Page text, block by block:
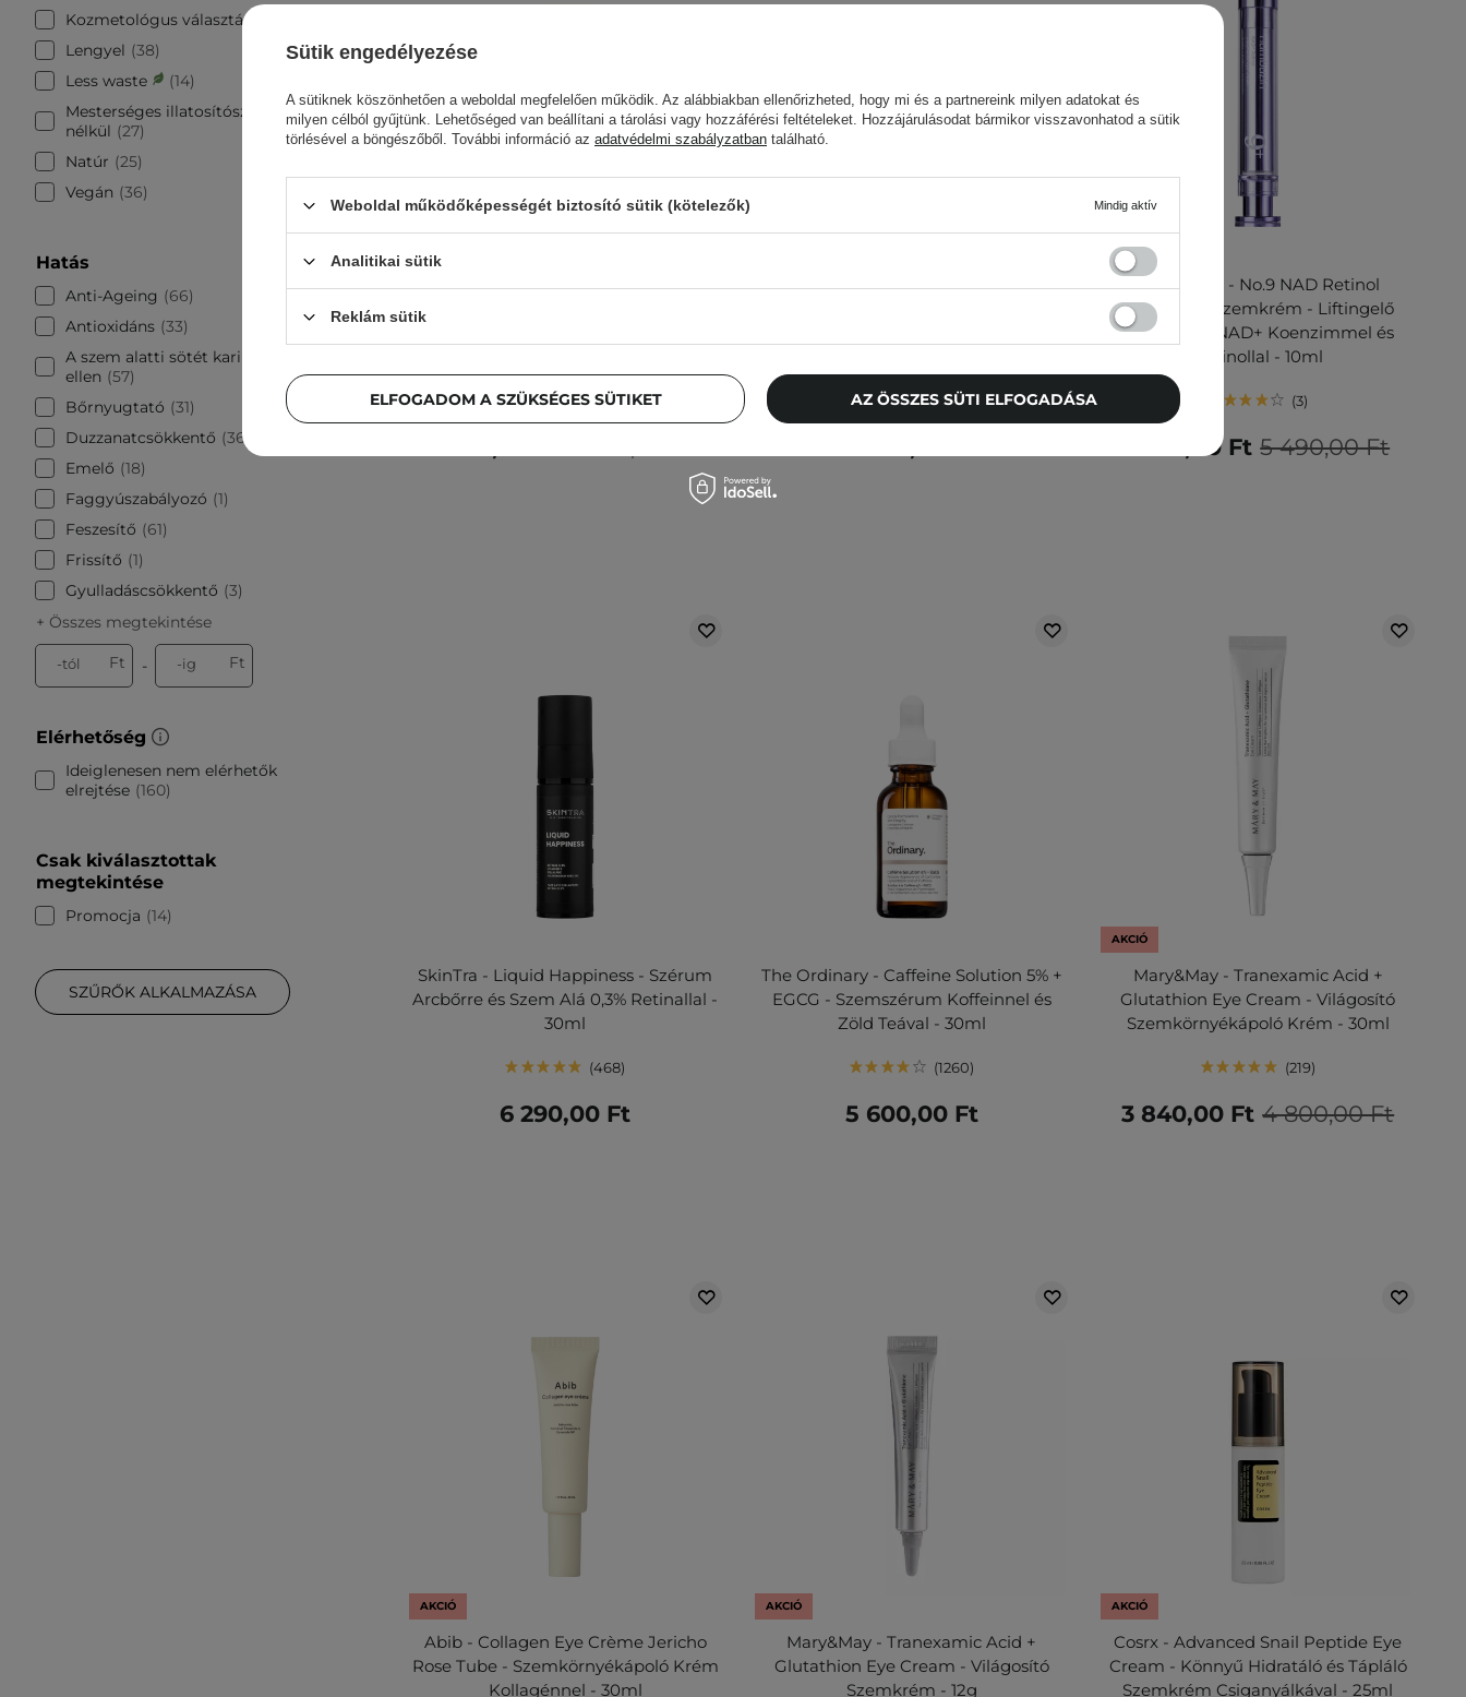
Kozmetológus választása
Lengyel
38
Less waste
14
Mesterséges illatosítószerek
nélkül
27
Natúr
25
Vegán
36
Hatás
Anti-Ageing
66
Antioxidáns 33
A szem alatti sötét karikák
ellen
57
Bőrnyugtató
31
Duzzanatcsökkentő
36
Emelő
18
Faggyúszabályozó
1
Feszesítő
61
Frissítő
1
Gyulladáscsökkentő
3
+ Összes megtekintése
-tól Ft - -ig Ft
Elérhetőség
Ideiglenesen nem elérhetők
elrejtése 160
Csak kiválasztottak
megtekintése
Promocja 14
SZŰRŐK ALKALMAZÁSA
K-SECRET - SEOUL 1988 Eye Cream :
61
The Ordinary - Argireline Solution 10%
724
AKCIÓ
Numbuzin - No.9 NAD Retinol
Volumetox Szemkrém - Liftingelő
Szemkrém NAD+ Koenzimmel és
Retinollal - 10ml
3
5 490,00 Ft
4 941,00 Ft
SkinTra - Liquid Happiness - Szérum
Arcbőrre és Szem Alá 0,3% Retinallal -
30ml
468
6 290,00 Ft
The Ordinary - Caffeine Solution 5% +
EGCG - Szemszérum Koffeinnel és
Zöld Teával - 30ml
1260
5 600,00 Ft
AKCIÓ
Mary&May - Tranexamic Acid +
Glutathion Eye Cream - Világosító
Szemkörnyékápoló Krém - 30ml
219
4 800,00 Ft
3 840,00 Ft
AKCIÓ
Abib - Collagen Eye Crème Jericho
Rose Tube - Szemkörnyékápoló Krém
Kollagénnel - 30ml
AKCIÓ
Mary&May - Tranexamic Acid +
Glutathion Eye Cream - Világosító
Szemkrém - 12g
AKCIÓ
Cosrx - Advanced Snail Peptide Eye
Cream - Könnyű Hidratáló és Tápláló
Szemkrém Csiganyálkával - 25ml
Sütik engedélyezése
A sütiknek köszönhetően a weboldal megfelelően működik. Az alábbiakban ellenőrizheted, hogy mi és a partnereink milyen adatokat és
milyen célból gyűjtünk. Lehetőséged van beállítani a tárolási vagy hozzáférési feltételeket. Hozzájárulásodat bármikor visszavonhatod a sütik
törlésével a böngészőből. További információ az adatvédelmi szabályzatban található.
Weboldal működőképességét biztosító sütik (kötelezők) Mindig aktív
Analitikai sütik
Reklám sütik
ELFOGADOM A SZÜKSÉGES SÜTIKET AZ ÖSSZES SÜTI ELFOGADÁSA